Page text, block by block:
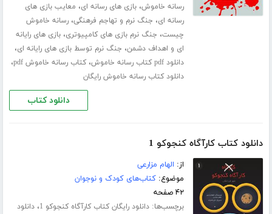
رسانه خاموش،بازی های رسانه ای، معایب بازی های
رسانه ای، جنگ نرم و تهاجم فرهنگی،رسانه خاموش
چیست، جنگ نرم بازی های کامپیوتری،بازی های رایانه
ای و اهداف دشمن، جنگ نرم توسط بازی های رایانه ای،
دانلود pdf کتاب رسانه خاموش ،کتاب رسانه خاموش pdf ،
دانلود کتاب رسانه خاموش رایگان
دانلود کتاب
دانلود کتاب کارآگاه کنجوکو 1
از: الهام مزارعی
موضوع:کتاب‌های کودک و نوجوان
۴۲ صفحه
برچسب‌ها:دانلود رایگان کتاب کارآگاه کنجوکو 1 ،دانلود